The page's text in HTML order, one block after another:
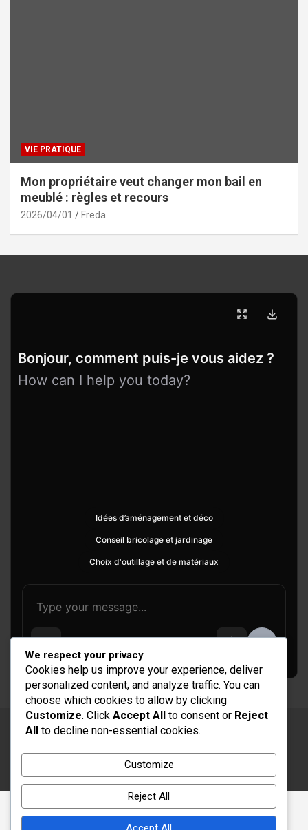
VIE PRATIQUE
Mon propriétaire veut changer mon bail en
meublé : règles et recours
2026/04/01 Freda
Bonjour, comment puis-je vous aidez ?
How can I help you today?
Idées d’aménagement et déco
Conseil bricolage et jardinage
Choix d'outillage et de matériaux
Copyright © 2026Rénovation et Décoration
Thème par :Theme Horse
Fièrement propulsé par :
We respect your privacy
Cookies help us improve your experience, deliver
personalized content, and analyze traffic. You can
choose which cookies to allow by clicking
Customize. Click Accept All to consent or Reject
All to decline non-essential cookies.
Customize
Reject All